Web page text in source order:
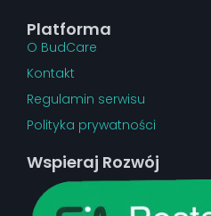
Platforma
O BudCare
Kontakt
Regulamin serwisu
Polityka prywatności
Wspieraj Rozwój